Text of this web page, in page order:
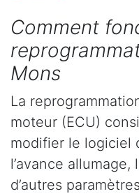
Comment
Mons
La
moteur (ECU)
modifier le logiciel
l’avance
d’autres